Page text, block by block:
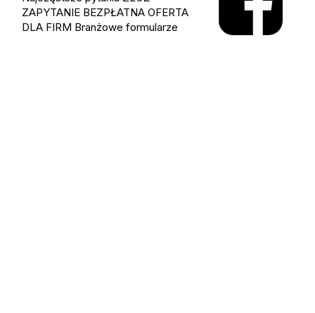
ZAPYTANIE BEZPŁATNA OFERTA
DLA FIRM Branżowe formularze